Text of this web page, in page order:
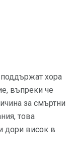
хора
въпреки че
за смъртни
това
дори висок в